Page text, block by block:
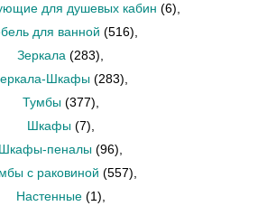
для душевых кабин (6)
для ванной (516)
Зеркала (283)
Шкафы (283)
Тумбы (377)
Шкафы (7)
Шкафы-пеналы (96)
с раковиной (557)
Настенные (1)